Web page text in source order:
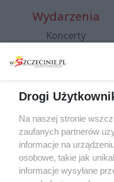
Wydarzenia
Koncerty
Spacery i oprowadzania
targi
Wernisaże
Więcej
Drogi
Na naszej stronie
zaufanych partnerów
informacje na
osobowe, takie jak
informacje wysyłane